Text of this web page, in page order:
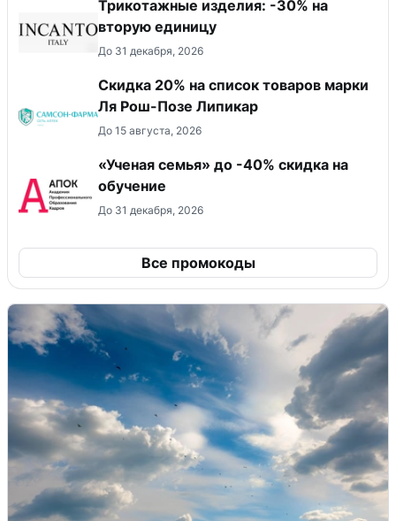
Трикотажные изделия: -30% на
вторую единицу
До 31 декабря, 2026
Скидка 20% на список товаров марки
Ля Рош-Позе Липикар
До 15 августа, 2026
«Ученая семья» до -40% скидка на
обучение
До 31 декабря, 2026
Все промокоды